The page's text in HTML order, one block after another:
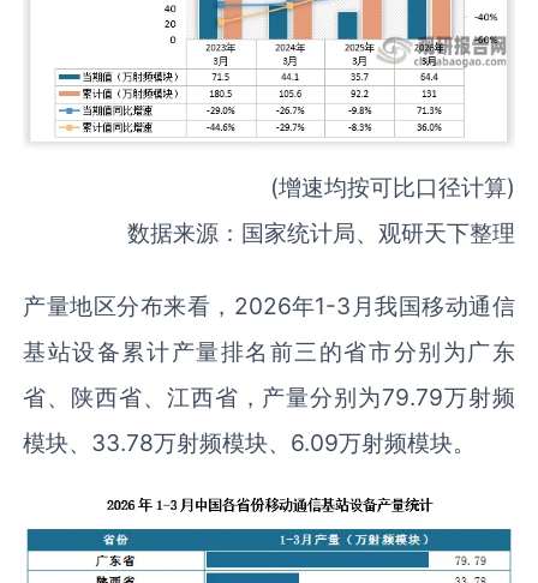
(增速均按可比口径计算)
数据来源：国家统计局、观研天下整理
产量地区分布来看，2026年1-3月我国移动通信
基站设备累计产量排名前三的省市分别为广东
省、陕西省、江西省，产量分别为79.79万射频
模块、33.78万射频模块、6.09万射频模块。